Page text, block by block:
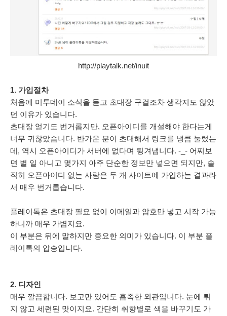
http://playtalk.net/inuit
1. 가입절차
처음에 미투데이 소식을 듣고 초대장 구걸조차 생각지도 않았
던 이유가 있습니다.
초대장 얻기도 번거롭지만, 오픈아이디를 개설해야 한다는게
너무 귀찮았습니다. 반가운 분이 초대해서 링크를 냉큼 눌렀는
데, 역시 오픈아이디가 서버에 없다며 튕겨냅니다. -_- 어찌보
면 별 일 아니고 몇가지 아주 단순한 정보만 넣으면 되지만, 솔
직히 오픈아이디 없는 사람은 두 개 사이트에 가입하는 결과라
서 매우 번거롭습니다.
플레이톡은 초대장 필요 없이 이메일과 암호만 넣고 시작 가능
하니까 매우 가볍지요.
이 부분은 뒤에 말하지만 중요한 의미가 있습니다. 이 부분 플
레이톡의 압승입니다.
2. 디자인
매우 깔끔합니다. 보고만 있어도 흡족한 외관입니다. 눈에 튀
지 않고 세련된 맛이지요. 간단히 취향별로 색을 바꾸기도 가